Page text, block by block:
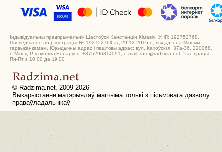
Індывідуальны прадпрымальнік Шастоўскі Канстанцін Кімавіч, УНП: 192752768.
Пасведчанне аб рэгістрацыі № 192752768 ад 29.12.2016 г., выдадзена Мінскім
гарвыканкамам. Юрыдычны адрас і паштовы адрас: вул. Кахоўская, 37а-36, 220068,
г. Мінск, Рэспубліка Беларусь. +375296314091, e-mail: info@radzima.net. Час працы:
Пн-Пт з 10.00 да 19.00
© Radzima.net, 2009-2026
Выкарыстанне матэрыялаў магчыма толькі з пісьмовага дазволу
праваўладальнікаў